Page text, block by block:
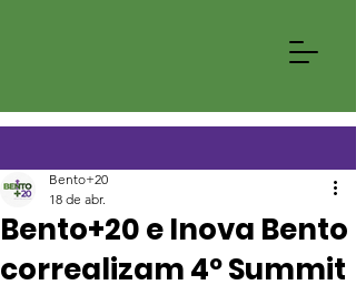
Bento+20 e Inova Bento
correalizam 4º Summit
Bento+20
18 de abr.